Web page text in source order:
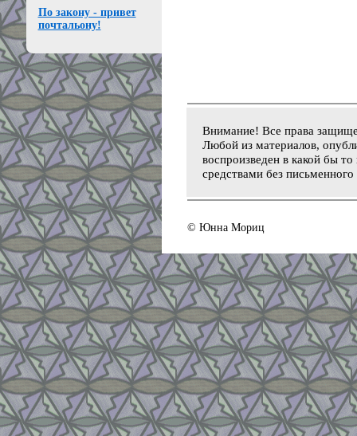
По закону - привет
почтальону!
Внимание! Все права
Любой из материалов,
воспроизведен в какой бы
средствами без
© Юнна Мориц